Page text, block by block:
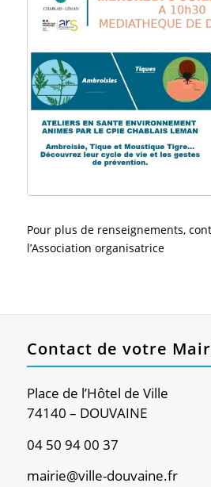
Pour plus de renseignements,
l’Association organisatrice
Contact de votre
Place de l’Hôtel de Ville
74140 – DOUVAINE
04 50 94 00 37
mairie@ville-douvaine.fr